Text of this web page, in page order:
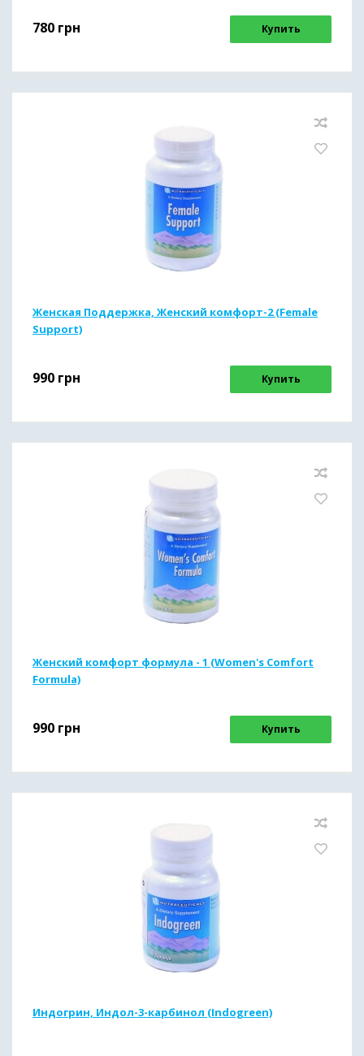
780 грн Купить
Женская Поддержка, Женский комфорт-2 (Female
Support)
990 грн Купить
Женский комфорт формула - 1 (Women's Comfort
Formula)
990 грн Купить
Индогрин, Индол-3-карбинол (Indogreen)